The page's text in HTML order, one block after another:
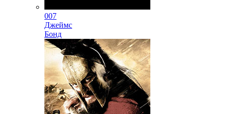
007
Джеймс
Бонд